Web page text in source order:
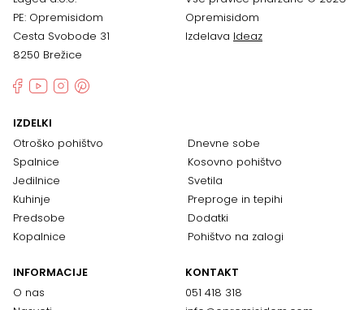
PE: Opremisidom
Cesta Svobode 31
8250 Brežice
Opremisidom
Izdelava Ideaz
IZDELKI
Otroško pohištvo
Spalnice
Jedilnice
Kuhinje
Predsobe
Kopalnice
Dnevne sobe
Kosovno pohištvo
Svetila
Preproge in tepihi
Dodatki
Pohištvo na zalogi
INFORMACIJE
O nas
KONTAKT
051 418 318